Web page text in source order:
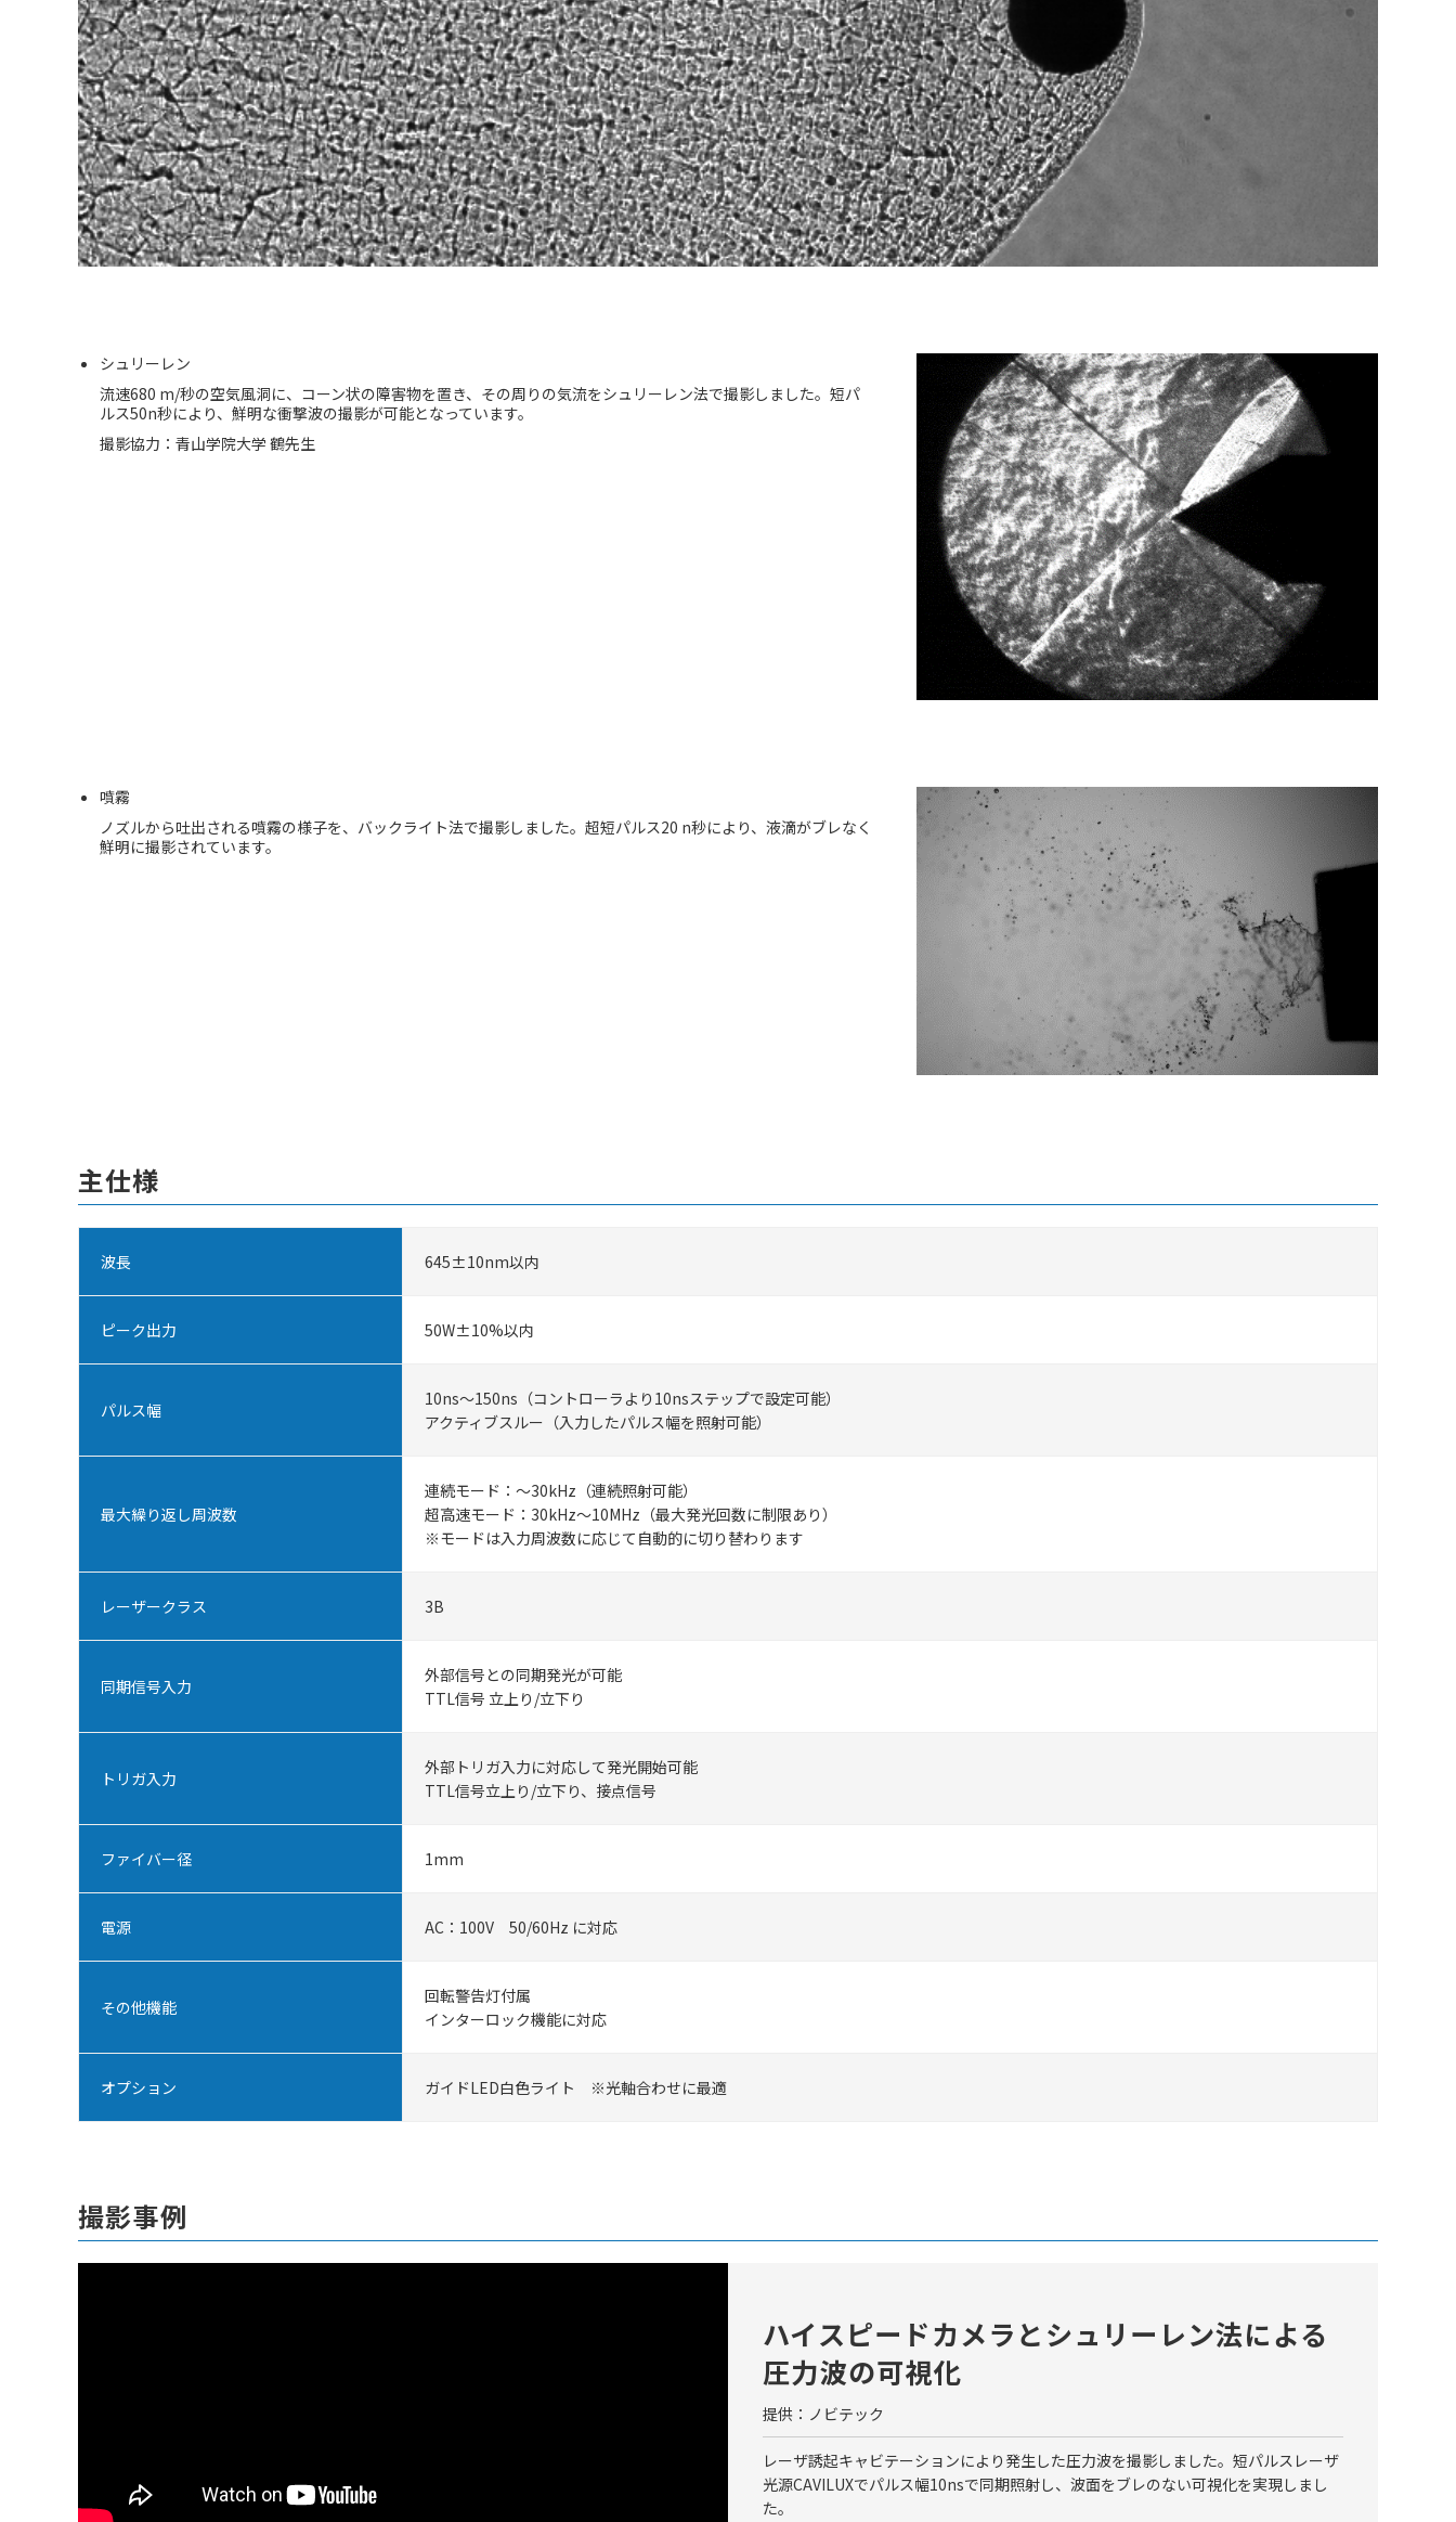
シュリーレン
流速680 m/秒の空気風洞に、コーン状の障害物を置き、その周りの気流をシュリーレン法で撮影しました。短パ
ルス50n秒により、鮮明な衝撃波の撮影が可能となっています。
撮影協力：青山学院大学 鶴先生
噴霧
ノズルから吐出される噴霧の様子を、バックライト法で撮影しました。超短パルス20 n秒により、液滴がブレなく
鮮明に撮影されています。
主仕様
波長 645±10nm以内
ピーク出力 50W±10%以内
パルス幅
10ns～150ns（コントローラより10nsステップで設定可能）
アクティブスルー（入力したパルス幅を照射可能）
最大繰り返し周波数
連続モード：～30kHz（連続照射可能）
超高速モード：30kHz～10MHz（最大発光回数に制限あり）
※モードは入力周波数に応じて自動的に切り替わります
レーザークラス 3B
同期信号入力
外部信号との同期発光が可能
TTL信号 立上り/立下り
トリガ入力
外部トリガ入力に対応して発光開始可能
TTL信号立上り/立下り、接点信号
ファイバー径 1mm
電源 AC：100V 50/60Hz に対応
その他機能
回転警告灯付属
インターロック機能に対応
オプション ガイドLED白色ライト ※光軸合わせに最適
撮影事例
ハイスピードカメラとシュリーレン法による
圧力波の可視化
提供：ノビテック
レーザ誘起キャビテーションにより発生した圧力波を撮影しました。短パルスレーザ
光源CAVILUXでパルス幅10nsで同期照射し、波面をブレのない可視化を実現しまし
た。